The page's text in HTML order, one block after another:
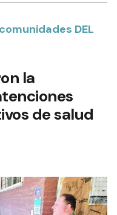
DEL
la
de salud